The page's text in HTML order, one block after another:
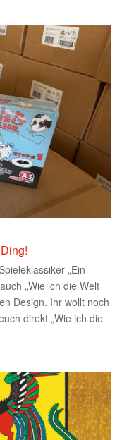
„Ein
„Wie ich die Welt
Design. Ihr wollt noch
direkt „Wie ich die